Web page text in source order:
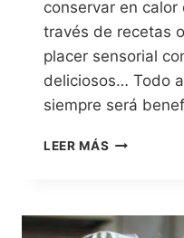
conservar en
través de recetas
placer sensorial
deliciosos… Todo
siempre será
LEER MÁS